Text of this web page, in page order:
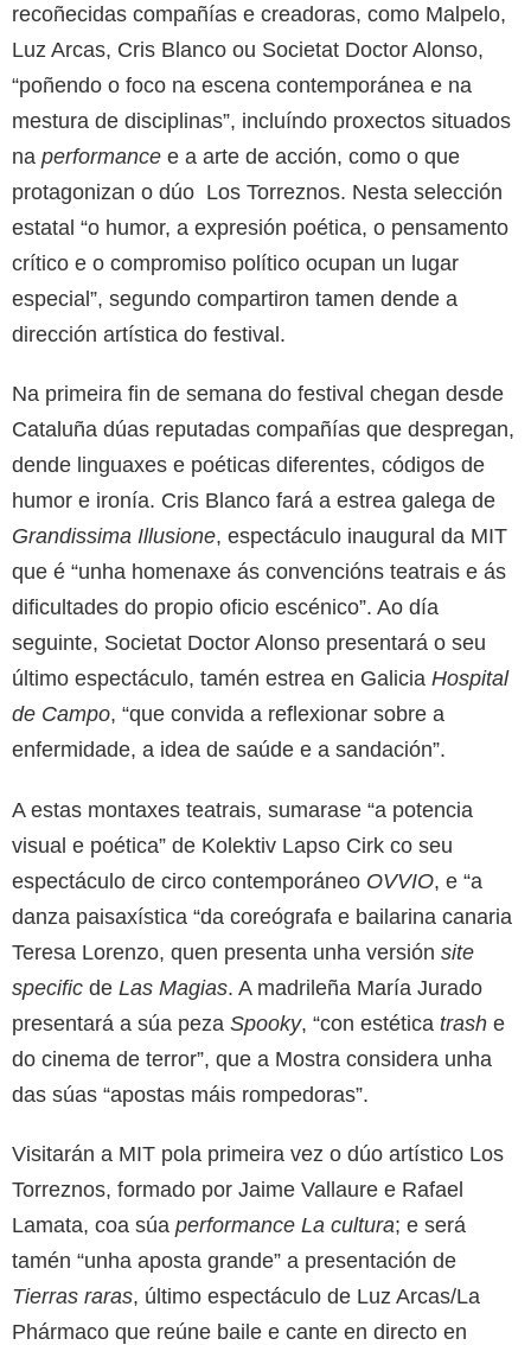
recoñecidas compañías e creadoras, como Malpelo,
Luz Arcas, Cris Blanco ou Societat Doctor Alonso,
“poñendo o foco na escena contemporánea e na
mestura de disciplinas”, incluíndo proxectos situados
na performance e a arte de acción, como o que
protagonizan o dúo Los Torreznos. Nesta selección
estatal “o humor, a expresión poética, o pensamento
crítico e o compromiso político ocupan un lugar
especial”, segundo compartiron tamen dende a
dirección artística do festival.
Na primeira fin de semana do festival chegan desde
Cataluña dúas reputadas compañías que despregan,
dende linguaxes e poéticas diferentes, códigos de
humor e ironía. Cris Blanco fará a estrea galega de
Grandissima Illusione, espectáculo inaugural da MIT
que é “unha homenaxe ás convencións teatrais e ás
dificultades do propio oficio escénico”. Ao día
seguinte, Societat Doctor Alonso presentará o seu
último espectáculo, tamén estrea en Galicia Hospital
de Campo, “que convida a reflexionar sobre a
enfermidade, a idea de saúde e a sandación”.
A estas montaxes teatrais, sumarase “a potencia
visual e poética” de Kolektiv Lapso Cirk co seu
espectáculo de circo contemporáneo OVVIO, e “a
danza paisaxística “da coreógrafa e bailarina canaria
Teresa Lorenzo, quen presenta unha versión site
specific de Las Magias. A madrileña María Jurado
presentará a súa peza Spooky, “con estética trash e
do cinema de terror”, que a Mostra considera unha
das súas “apostas máis rompedoras”.
Visitarán a MIT pola primeira vez o dúo artístico Los
Torreznos, formado por Jaime Vallaure e Rafael
Lamata, coa súa performance La cultura; e será
tamén “unha aposta grande” a presentación de
Tierras raras, último espectáculo de Luz Arcas/La
Phármaco que reúne baile e cante en directo en